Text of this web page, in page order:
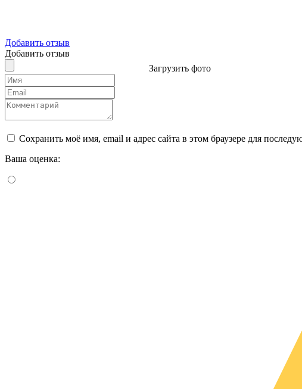
Добавить отзыв
Добавить отзыв
Загрузить фото
Сохранить моё имя, email и адрес сайта в этом браузере для
Ваша оценка: